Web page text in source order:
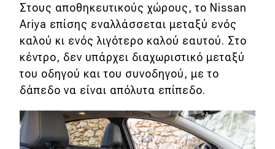
Στους αποθηκευτικούς χώρους, το Nissan
Ariya επίσης εναλλάσσεται μεταξύ ενός
καλού κι ενός λιγότερο καλού εαυτού. Στο
κέντρο, δεν υπάρχει διαχωριστικό μεταξύ
του οδηγού και του συνοδηγού, με το
δάπεδο να είναι απόλυτα επίπεδο.